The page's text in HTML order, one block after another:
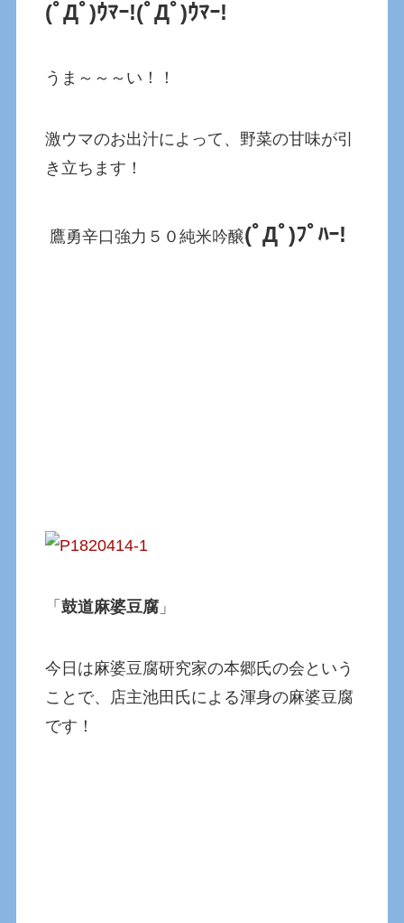
(ﾟДﾟ)ｳﾏｰ!(ﾟДﾟ)ｳﾏｰ!
うま～～～い！！
激ウマのお出汁によって、野菜の甘味が引
き立ちます！
鷹勇辛口強力５０純米吟醸(ﾟДﾟ)ﾌﾟﾊｰ!
「鼓道麻婆豆腐 」
今日は麻婆豆腐研究家の本郷氏の会という
ことで、店主池田氏による渾身の麻婆豆腐
です！